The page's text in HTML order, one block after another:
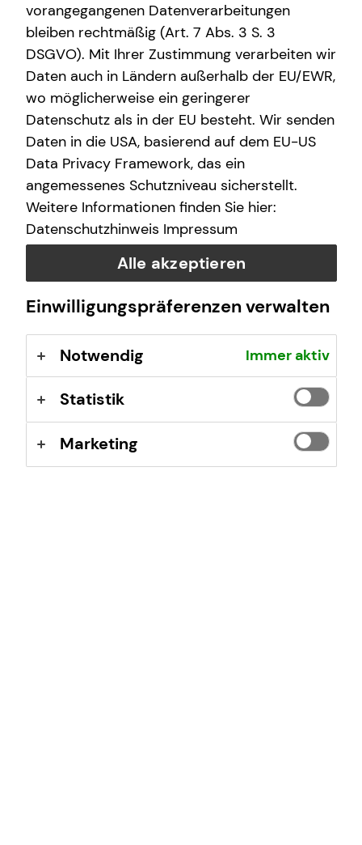
Gegründet wurde die tecis Finanzdienstleistungen AG
bereits 1986 in Hamburg. Heute sind wir mit über 3.900
lizenzierten Finanzberaterinnen und Finanzberatern
deutschlandweit vertreten. Uns verbindet die
Leidenschaft für das, was wir tun. Unsere Mission dabei
ist es, den nachfolgenden Generationen eine bessere
finanzielle Zukunft zu ermöglichen.
Wir arbeiten an über 400 Standorten, sind untereinander
eng vernetzt und von Nord nach Süd und von West nach
Ost mit vielen Teams vertreten.
tecis im Überblick
40 Jahre Erfahrung am Markt
Deutschlandweit an über 400 Standorten vertreten
Unsere Beratungsphilosophie: Wir beraten unsere
Kundinnen und Kunden so, wie wir auch selbst
beraten werden möchten – ehrlich,
chancenorientiert, leidenschaftlich und kompetent.
tecis Finanzberatung
vorangegangenen Datenverarbeitungen
bleiben rechtmäßig (Art. 7 Abs. 3 S. 3
DSGVO). Mit Ihrer Zustimmung verarbeiten wir
Daten auch in Ländern außerhalb der EU/EWR,
wo möglicherweise ein geringerer
Datenschutz als in der EU besteht. Wir senden
Daten in die USA, basierend auf dem EU-US
Data Privacy Framework, das ein
angemessenes Schutzniveau sicherstellt.
Weitere Informationen finden Sie hier:
Datenschutzhinweis Impressum
Alle akzeptieren
Einwilligungspräferenzen verwalten
Notwendig Immer aktiv
Statistik
Marketing